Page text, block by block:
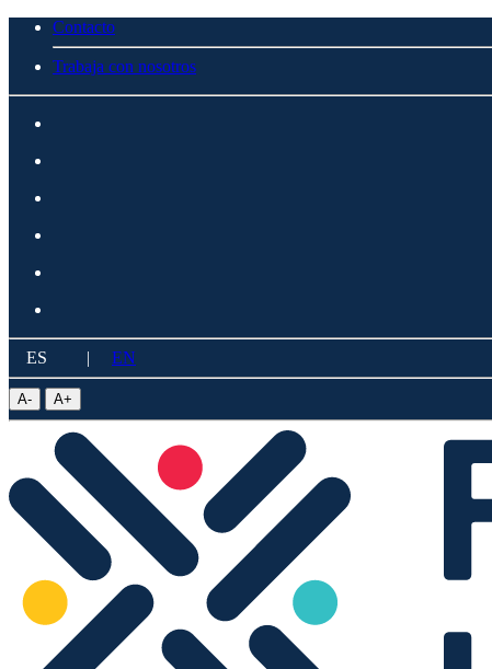
Contacto
Trabaja con nosotros
ES | EN
A- A+